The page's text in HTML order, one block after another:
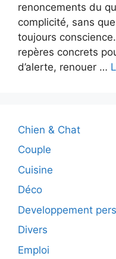
renoncements du
complicité, sans
toujours
repères concrets
d’alerte, renouer …
Chien & Chat
Couple
Cuisine
Déco
Developpement
Divers
Emploi